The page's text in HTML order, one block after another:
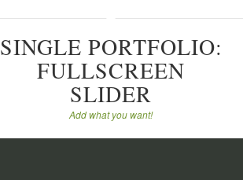
SINGLE PORTFOLIO:
FULLSCREEN
SLIDER
Add what you want!